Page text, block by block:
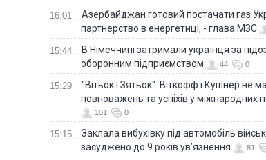
16:01
Азербайджан готовий постачати газ
партнерство в енергетиці, - глава МЗС
15:44
В Німеччині затримали українця за
оборонним підприємством
44 0
15:29
"Вітьок і Зятьок": Віткофф і Кушнер не
повноважень та успіхів у міжнародних
101 0
15:15
Заклала вибухівку під автомобіль
засуджено до 9 років ув’язнення
81